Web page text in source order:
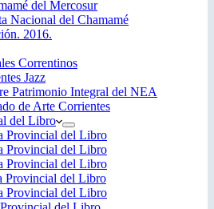
del Mercosur
Nacional del Chamamé
2016.
Correntinos
Jazz
Patrimonio Integral del NEA
de Arte Corrientes
del Libro
Provincial del Libro
Provincial del Libro
Provincial del Libro
Provincial del Libro
Provincial del Libro